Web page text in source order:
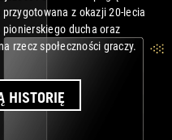
z okazji 20-lecia
pionierskiego ducha oraz
rzecz społeczności graczy.
HISTORIĘ